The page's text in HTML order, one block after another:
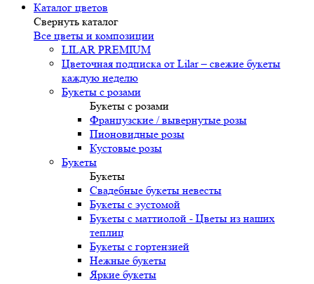
Каталог цветов
Свернуть каталог
Все цветы и композиции
LILAR PREMIUM
Цветочная подписка от Lilar – свежие букеты
каждую неделю
Букеты с розами
Букеты с розами
Французские / вывернутые розы
Пионовидные розы
Кустовые розы
Букеты
Букеты
Свадебные букеты невесты
Букеты с эустомой
Букеты с маттиолой - Цветы из наших
теплиц
Букеты с гортензией
Нежные букеты
Яркие букеты